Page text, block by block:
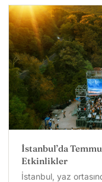
İstanbul’da
Etkinlikler
İstanbul, yaz